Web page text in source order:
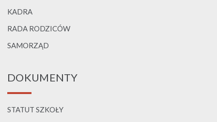
KADRA
RADA RODZICÓW
SAMORZĄD
DOKUMENTY
STATUT SZKOŁY